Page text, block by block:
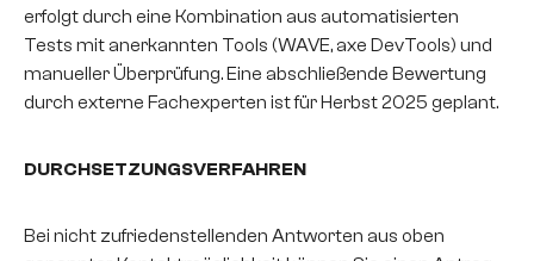
erfolgt durch eine Kombination aus automatisierten
Tests mit anerkannten Tools (WAVE, axe DevTools) und
manueller Überprüfung. Eine abschließende Bewertung
durch externe Fachexperten ist für Herbst 2025 geplant.
DURCHSETZUNGSVERFAHREN
Bei nicht zufriedenstellenden Antworten aus oben